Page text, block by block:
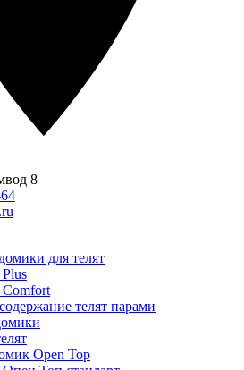
8
для телят
телят парами
Open Top